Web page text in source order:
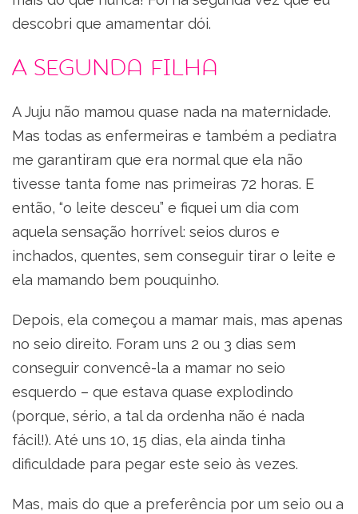
descobri que amamentar dói.
A segunda filha
A Juju não mamou quase nada na maternidade.
Mas todas as enfermeiras e também a pediatra
me garantiram que era normal que ela não
tivesse tanta fome nas primeiras 72 horas. E
então, “o leite desceu” e fiquei um dia com
aquela sensação horrível: seios duros e
inchados, quentes, sem conseguir tirar o leite e
ela mamando bem pouquinho.
Depois, ela começou a mamar mais, mas apenas
no seio direito. Foram uns 2 ou 3 dias sem
conseguir convencê-la a mamar no seio
esquerdo – que estava quase explodindo
(porque, sério, a tal da ordenha não é nada
fácil!). Até uns 10, 15 dias, ela ainda tinha
dificuldade para pegar este seio às vezes.
Mas, mais do que a preferência por um seio ou a